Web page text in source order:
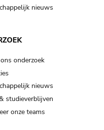
nieuws
onderzoek
nieuws
studieverblijven
onze teams